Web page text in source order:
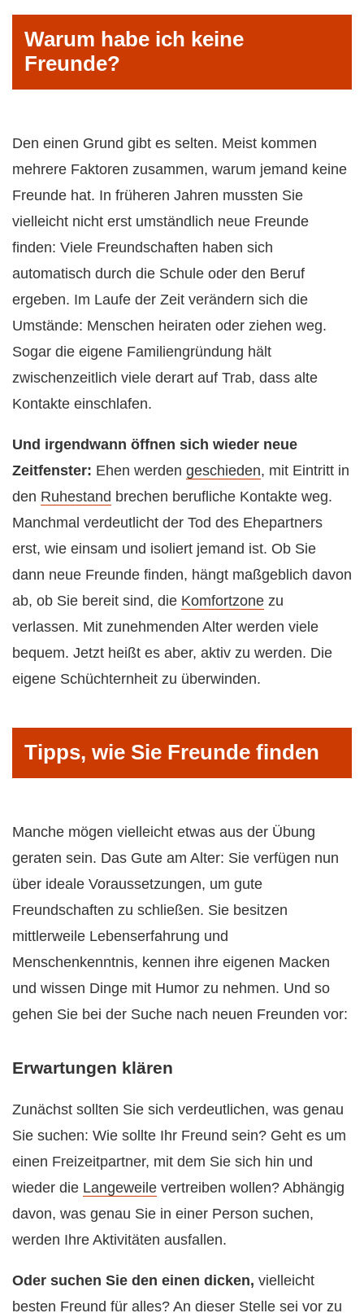
Warum habe ich keine
Freunde?
Den einen Grund gibt es selten. Meist kommen
mehrere Faktoren zusammen, warum jemand keine
Freunde hat. In früheren Jahren mussten Sie
vielleicht nicht erst umständlich neue Freunde
finden: Viele Freundschaften haben sich
automatisch durch die Schule oder den Beruf
ergeben. Im Laufe der Zeit verändern sich die
Umstände: Menschen heiraten oder ziehen weg.
Sogar die eigene Familiengründung hält
zwischenzeitlich viele derart auf Trab, dass alte
Kontakte einschlafen.
Und irgendwann öffnen sich wieder neue
Zeitfenster: Ehen werden geschieden, mit Eintritt in
den Ruhestand brechen berufliche Kontakte weg.
Manchmal verdeutlicht der Tod des Ehepartners
erst, wie einsam und isoliert jemand ist. Ob Sie
dann neue Freunde finden, hängt maßgeblich davon
ab, ob Sie bereit sind, die Komfortzone zu
verlassen. Mit zunehmenden Alter werden viele
bequem. Jetzt heißt es aber, aktiv zu werden. Die
eigene Schüchternheit zu überwinden.
Tipps, wie Sie Freunde finden
Manche mögen vielleicht etwas aus der Übung
geraten sein. Das Gute am Alter: Sie verfügen nun
über ideale Voraussetzungen, um gute
Freundschaften zu schließen. Sie besitzen
mittlerweile Lebenserfahrung und
Menschenkenntnis, kennen ihre eigenen Macken
und wissen Dinge mit Humor zu nehmen. Und so
gehen Sie bei der Suche nach neuen Freunden vor:
Erwartungen klären
Zunächst sollten Sie sich verdeutlichen, was genau
Sie suchen: Wie sollte Ihr Freund sein? Geht es um
einen Freizeitpartner, mit dem Sie sich hin und
wieder die Langeweile vertreiben wollen? Abhängig
davon, was genau Sie in einer Person suchen,
werden Ihre Aktivitäten ausfallen.
Oder suchen Sie den einen dicken, vielleicht
besten Freund für alles? An dieser Stelle sei vor zu